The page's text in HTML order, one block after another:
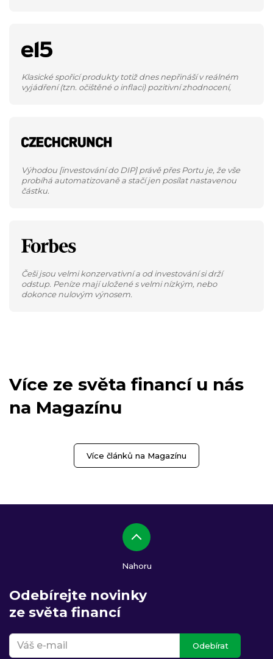
Klasické spořicí produkty totiž dnes nepřináší v reálném
vyjádření (tzn. očištěné o inflaci) pozitivní zhodnocení,
Výhodou [investování do DIP] právě přes Portu je, že vše
probíhá automatizovaně a stačí jen posílat nastavenou
částku.
Češi jsou velmi konzervativní a od investování si drží
odstup. Peníze mají uložené s velmi nízkým, nebo
dokonce nulovým výnosem.
Více ze světa financí u nás
na Magazínu
Více článků na Magazínu
Odebírejte novinky
ze světa financí
Odebírat
Nahoru